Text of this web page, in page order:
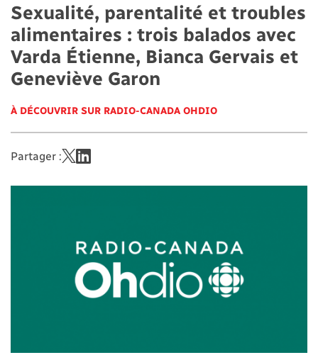
Sexualité, parentalité et troubles
alimentaires : trois balados avec
Varda Étienne, Bianca Gervais et
Geneviève Garon
À DÉCOUVRIR SUR RADIO-CANADA OHDIO
Partager :